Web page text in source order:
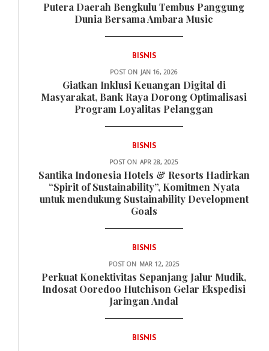
Putera Daerah Bengkulu Tembus Panggung
Dunia Bersama Ambara Music
BISNIS
POST ON JAN 16, 2026
Giatkan Inklusi Keuangan Digital di
Masyarakat, Bank Raya Dorong Optimalisasi
Program Loyalitas Pelanggan
BISNIS
POST ON APR 28, 2025
Santika Indonesia Hotels & Resorts Hadirkan
“Spirit of Sustainability”, Komitmen Nyata
untuk mendukung Sustainability Development
Goals
BISNIS
POST ON MAR 12, 2025
Perkuat Konektivitas Sepanjang Jalur Mudik,
Indosat Ooredoo Hutchison Gelar Ekspedisi
Jaringan Andal
BISNIS